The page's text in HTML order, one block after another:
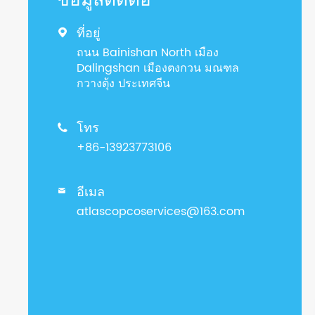
 ที่อยู่
ถนน Bainishan North เมือง
Dalingshan เมืองตงกวน มณฑล
กวางตุ้ง ประเทศจีน
 โทร
+86-13923773106
 อีเมล
atlascopcoservices@163.com